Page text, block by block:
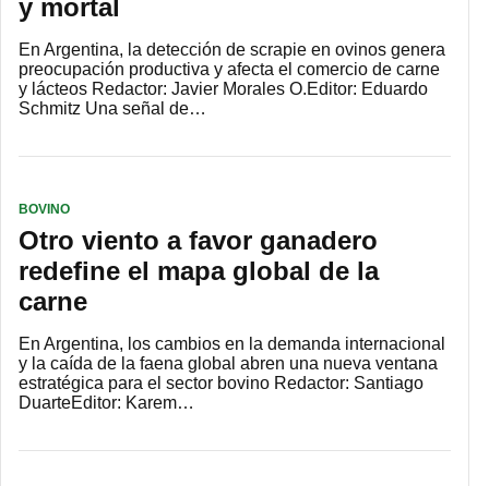
y mortal
En Argentina, la detección de scrapie en ovinos genera
preocupación productiva y afecta el comercio de carne
y lácteos Redactor: Javier Morales O.Editor: Eduardo
Schmitz Una señal de…
BOVINO
Otro viento a favor ganadero
redefine el mapa global de la
carne
En Argentina, los cambios en la demanda internacional
y la caída de la faena global abren una nueva ventana
estratégica para el sector bovino Redactor: Santiago
DuarteEditor: Karem…